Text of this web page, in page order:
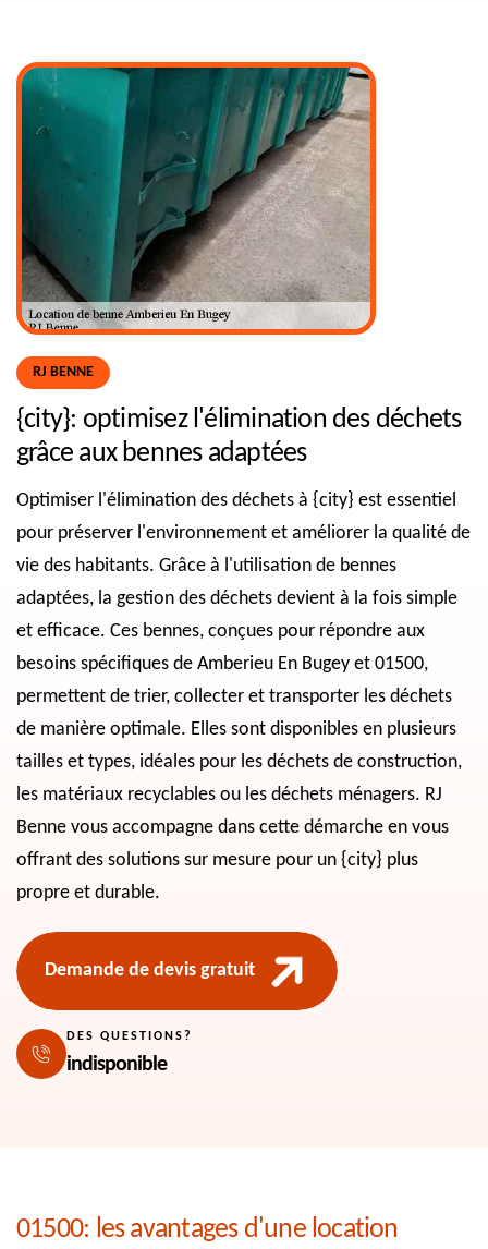
RJ BENNE
{city}: optimisez l'élimination des déchets
grâce aux bennes adaptées
Optimiser l'élimination des déchets à {city} est essentiel
pour préserver l'environnement et améliorer la qualité de
vie des habitants. Grâce à l'utilisation de bennes
adaptées, la gestion des déchets devient à la fois simple
et efficace. Ces bennes, conçues pour répondre aux
besoins spécifiques de Amberieu En Bugey et 01500,
permettent de trier, collecter et transporter les déchets
de manière optimale. Elles sont disponibles en plusieurs
tailles et types, idéales pour les déchets de construction,
les matériaux recyclables ou les déchets ménagers. RJ
Benne vous accompagne dans cette démarche en vous
offrant des solutions sur mesure pour un {city} plus
propre et durable.
Demande de devis gratuit
DES QUESTIONS?
indisponible
01500: les avantages d'une location